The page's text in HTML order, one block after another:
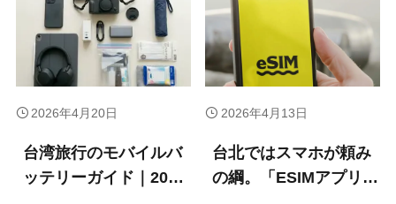
台湾旅行のモバイルバ
ッテリーガイド｜2026
2026年4月20日
台北ではスマホが頼み
の綱。「ESIMアプリ」
2026年4月13日